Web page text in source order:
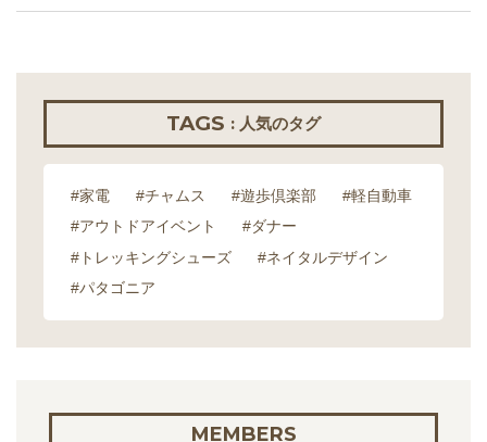
TAGS : 人気のタグ
#家電 #チャムス #遊歩倶楽部
#軽自動車
#アウトドアイベント
#ダナー
#トレッキングシューズ
#ネイタルデザイン
#パタゴニア
MEMBERS